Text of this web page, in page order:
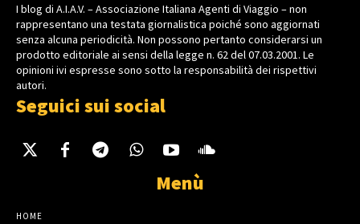
I blog di A.I.A.V. – Associazione Italiana Agenti di Viaggio – non
rappresentano una testata giornalistica poiché sono aggiornati
senza alcuna periodicità. Non possono pertanto considerarsi un
prodotto editoriale ai sensi della legge n. 62 del 07.03.2001. Le
opinioni ivi espresse sono sotto la responsabilità dei rispettivi
autori.
Seguici sui social
Menù
HOME